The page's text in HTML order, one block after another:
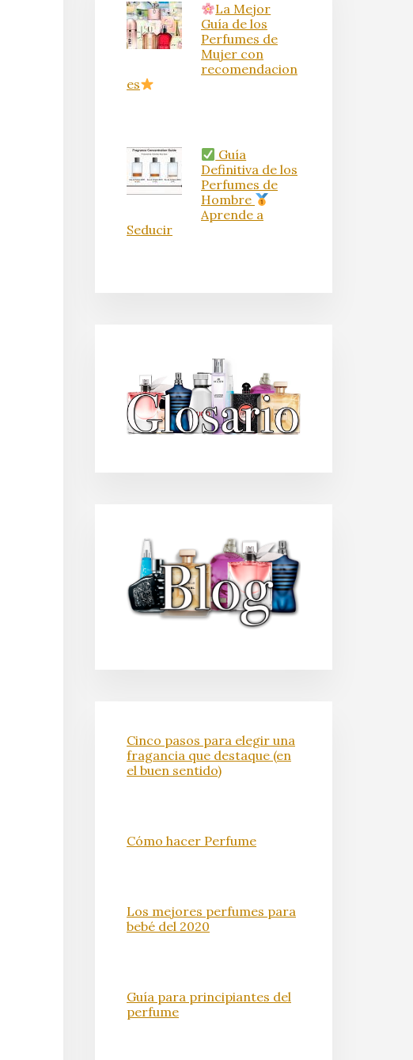
La Mejor
Guía de los
Perfumes de
Mujer con
recomendacion
es
Guía
Definitiva de los
Perfumes de
Hombre
Aprende a
Seducir
Cinco pasos para elegir una
fragancia que destaque (en
el buen sentido)
Cómo hacer Perfume
Los mejores perfumes para
bebé del 2020
Guía para principiantes del
perfume